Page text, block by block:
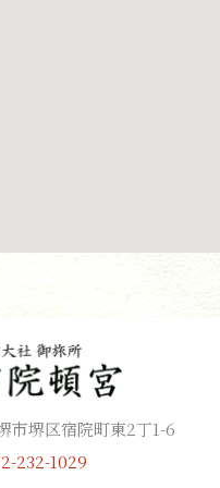
市堺区宿院町東2丁1-6
232-1029